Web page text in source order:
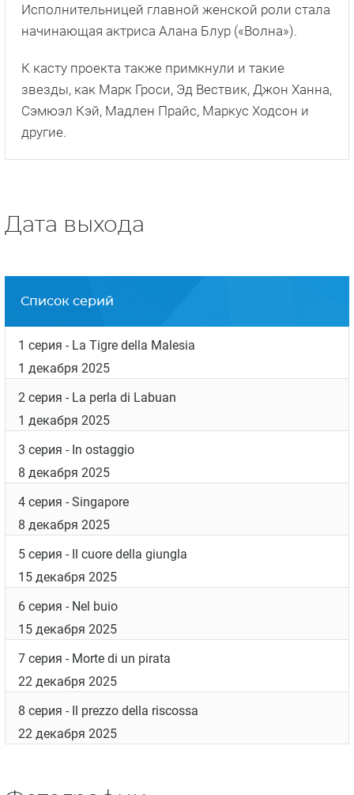
Исполнительницей главной женской роли стала
начинающая актриса Алана Блур («Волна»).
К касту проекта также примкнули и такие
звезды, как Марк Гроси, Эд Вествик, Джон Ханна,
Сэмюэл Кэй, Мадлен Прайс, Маркус Ходсон и
другие.
Дата выхода
Список серий
1 серия - La Tigre della Malesia
1 декабря 2025
2 серия - La perla di Labuan
1 декабря 2025
3 серия - In ostaggio
8 декабря 2025
4 серия - Singapore
8 декабря 2025
5 серия - Il cuore della giungla
15 декабря 2025
6 серия - Nel buio
15 декабря 2025
7 серия - Morte di un pirata
22 декабря 2025
8 серия - Il prezzo della riscossa
22 декабря 2025